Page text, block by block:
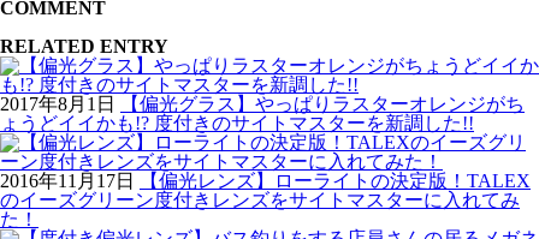
COMMENT
RELATED ENTRY
2017年8月1日
【偏光グラス】やっぱりラスターオレンジがち
ょうどイイかも!? 度付きのサイトマスターを新調した!!
2016年11月17日
【偏光レンズ】ローライトの決定版！TALEX
のイーズグリーン度付きレンズをサイトマスターに入れてみ
た！